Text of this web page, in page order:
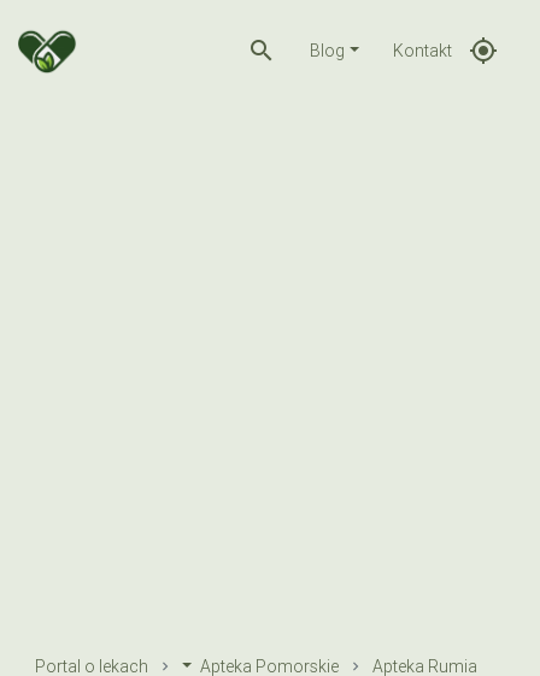
search Blog Kontakt gps_fixed
Portal o lekach Apteka Pomorskie
Apteka Rumia